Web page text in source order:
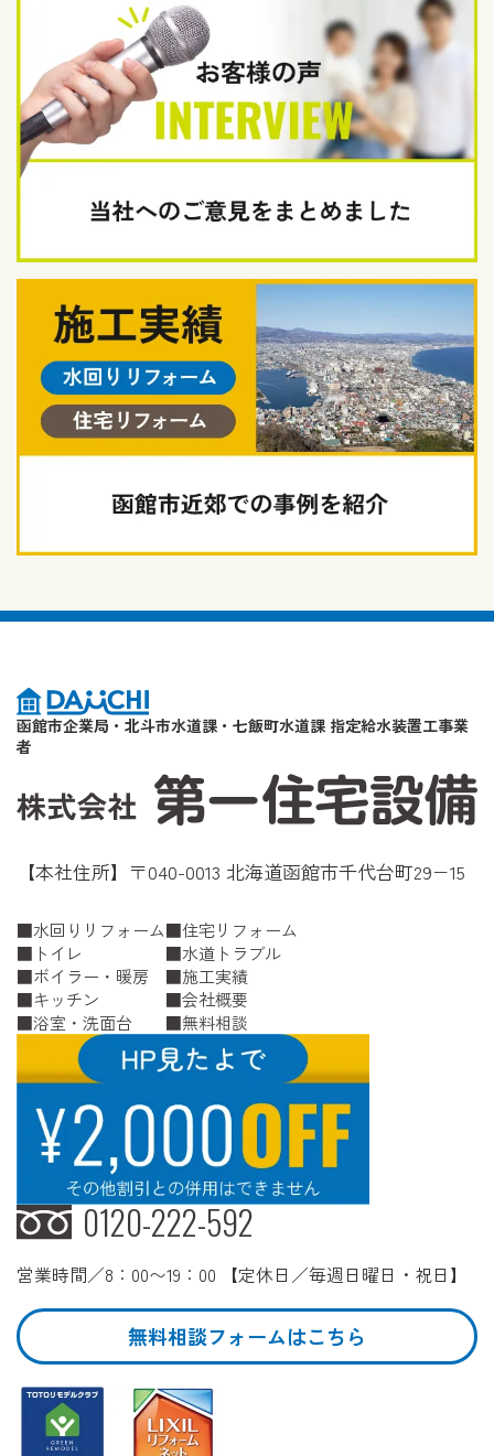
函館市企業局・北斗市水道課・七飯町水道課 指定給水装置工事業
者
【本社住所】〒040-0013 北海道函館市千代台町29−15
水回りリフォーム
トイレ
ボイラー・暖房
キッチン
浴室・洗面台
住宅リフォーム
水道トラブル
施工実績
会社概要
無料相談
0120-222-592
営業時間／8：00〜19：00 【定休日／毎週日曜日・祝日】
無料相談フォームはこちら